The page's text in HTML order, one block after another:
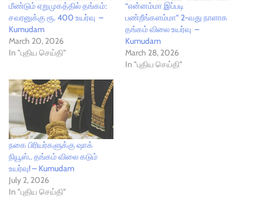
மீண்டும் ஏறுமுகத்தில் தங்கம்:
சவரனுக்கு ரூ. 400 உயர்வு –
Kumudam
March 20, 2026
In "புதிய செய்தி"
“என்னம்மா இப்படி
பண்றீங்களம்மா” 2-வது நாளாக
தங்கம் விலை உயர்வு –
Kumudam
March 28, 2026
In "புதிய செய்தி"
நகை பிரியர்களுக்கு ஷாக்
நியூஸ்.. தங்கம் விலை கடும்
உயர்வு! – Kumudam
July 2, 2026
In "புதிய செய்தி"